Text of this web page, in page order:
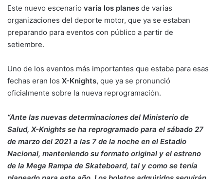
Este nuevo escenario varía los planes de varias
organizaciones del deporte motor, que ya se estaban
preparando para eventos con público a partir de
setiembre.
Uno de los eventos más importantes que estaba para esas
fechas eran los X-Knights, que ya se pronunció
oficialmente sobre la nueva reprogramación.
“Ante las nuevas determinaciones del Ministerio de
Salud, X-Knights se ha reprogramado para el sábado 27
de marzo del 2021 a las 7 de la noche en el Estadio
Nacional, manteniendo su formato original y el estreno
de la Mega Rampa de Skateboard, tal y como se tenía